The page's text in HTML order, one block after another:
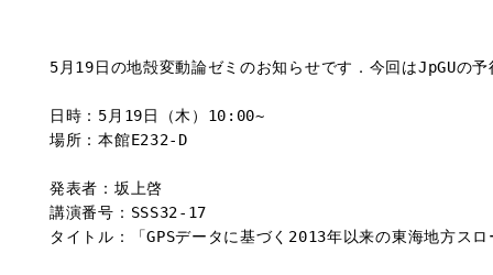
5月19日の地殻変動論ゼミのお知らせです．今回はJpGUの
日時：5月19日（木）10:00~
場所：本館E232-D
発表者：坂上啓
講演番号：SSS32-17
タイトル：「GPSデータに基づく2013年以来の東